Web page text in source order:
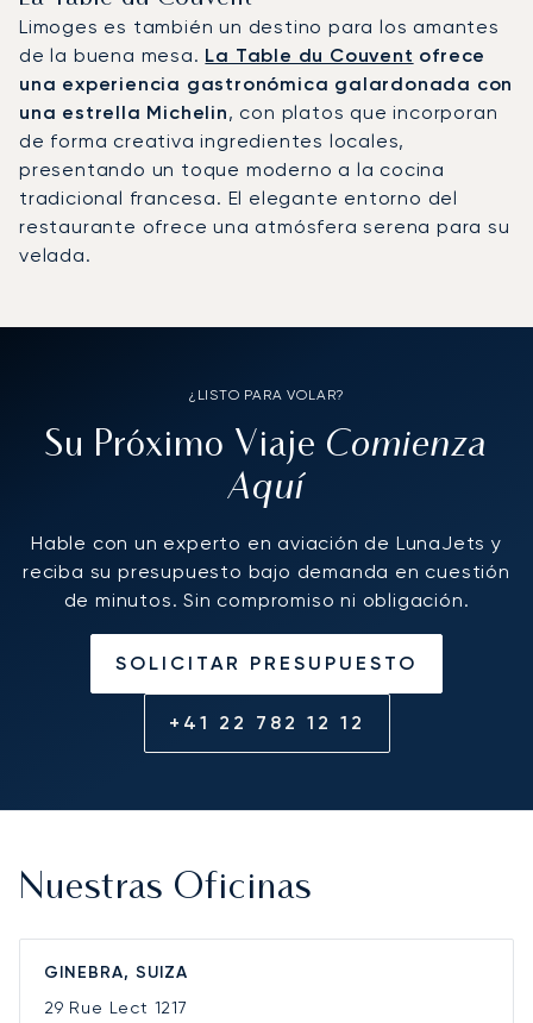
Limoges es también un destino para los amantes
de la buena mesa. La Table du Couvent ofrece
una experiencia gastronómica galardonada con
una estrella Michelin, con platos que incorporan
de forma creativa ingredientes locales,
presentando un toque moderno a la cocina
tradicional francesa. El elegante entorno del
restaurante ofrece una atmósfera serena para su
velada.
¿LISTO PARA VOLAR?
Su Próximo Viaje Comienza
Aquí
Hable con un experto en aviación de LunaJets y
reciba su presupuesto bajo demanda en cuestión
de minutos. Sin compromiso ni obligación.
SOLICITAR PRESUPUESTO
+41 22 782 12 12
Nuestras Oficinas
GINEBRA, SUIZA
29 Rue Lect 1217